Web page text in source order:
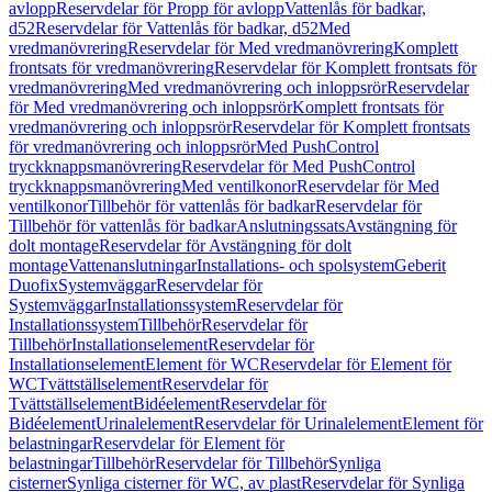
avloppReservdelar för Propp för avloppVattenlås för badkar,
d52Reservdelar för Vattenlås för badkar, d52Med
vredmanövreringReservdelar för Med vredmanövreringKomplett
frontsats för vredmanövreringReservdelar för Komplett frontsats för
vredmanövreringMed vredmanövrering och inloppsrörReservdelar
för Med vredmanövrering och inloppsrörKomplett frontsats för
vredmanövrering och inloppsrörReservdelar för Komplett frontsats
för vredmanövrering och inloppsrörMed PushControl
tryckknappsmanövreringReservdelar för Med PushControl
tryckknappsmanövreringMed ventilkonorReservdelar för Med
ventilkonorTillbehör för vattenlås för badkarReservdelar för
Tillbehör för vattenlås för badkarAnslutningssatsAvstängning för
dolt montageReservdelar för Avstängning för dolt
montageVattenanslutningarInstallations- och spolsystemGeberit
DuofixSystemväggarReservdelar för
SystemväggarInstallationssystemReservdelar för
InstallationssystemTillbehörReservdelar för
TillbehörInstallationselementReservdelar för
InstallationselementElement för WCReservdelar för Element för
WCTvättställselementReservdelar för
TvättställselementBidéelementReservdelar för
BidéelementUrinalelementReservdelar för UrinalelementElement för
belastningarReservdelar för Element för
belastningarTillbehörReservdelar för TillbehörSynliga
cisternerSynliga cisterner för WC, av plastReservdelar för Synliga